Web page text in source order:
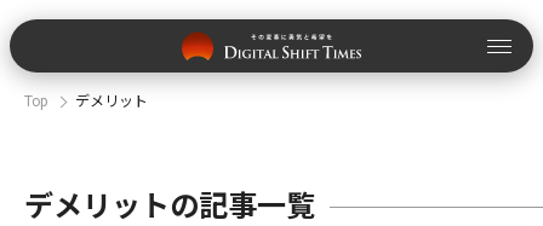
Top デメリット
デメリットの記事一覧